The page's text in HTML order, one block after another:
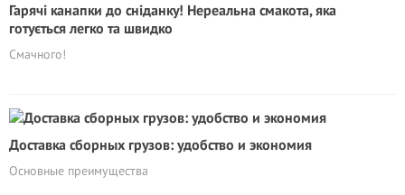
Гарячі канапки до сніданку! Нереальна смакота, яка
готується легко та швидко
Смачного!
Доставка сборных грузов: удобство и экономия
Основные преимущества